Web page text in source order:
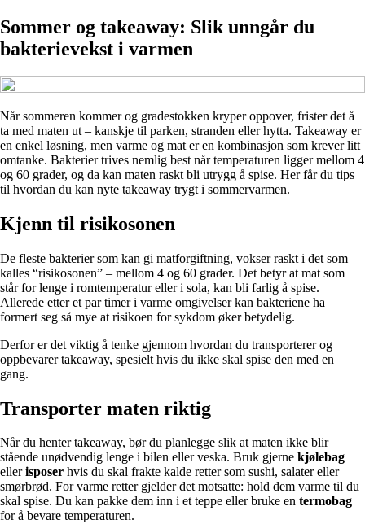
Sommer og takeaway: Slik unngår du
bakterievekst i varmen
Når sommeren kommer og gradestokken kryper oppover, frister det å
ta med maten ut – kanskje til parken, stranden eller hytta. Takeaway er
en enkel løsning, men varme og mat er en kombinasjon som krever litt
omtanke. Bakterier trives nemlig best når temperaturen ligger mellom 4
og 60 grader, og da kan maten raskt bli utrygg å spise. Her får du tips
til hvordan du kan nyte takeaway trygt i sommervarmen.
Kjenn til risikosonen
De fleste bakterier som kan gi matforgiftning, vokser raskt i det som
kalles “risikosonen” – mellom 4 og 60 grader. Det betyr at mat som
står for lenge i romtemperatur eller i sola, kan bli farlig å spise.
Allerede etter et par timer i varme omgivelser kan bakteriene ha
formert seg så mye at risikoen for sykdom øker betydelig.
Derfor er det viktig å tenke gjennom hvordan du transporterer og
oppbevarer takeaway, spesielt hvis du ikke skal spise den med en
gang.
Transporter maten riktig
Når du henter takeaway, bør du planlegge slik at maten ikke blir
stående unødvendig lenge i bilen eller veska. Bruk gjerne kjølebag
ellerisposer hvis du skal frakte kalde retter som sushi, salater eller
smørbrød. For varme retter gjelder det motsatte: hold dem varme til du
skal spise. Du kan pakke dem inn i et teppe eller bruke en termobag
for å bevare temperaturen.